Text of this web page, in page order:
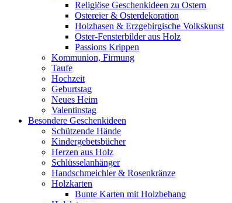
Religiöse Geschenkideen zu Ostern
Ostereier & Osterdekoration
Holzhasen & Erzgebirgische Volkskunst
Oster-Fensterbilder aus Holz
Passions Krippen
Kommunion, Firmung
Taufe
Hochzeit
Geburtstag
Neues Heim
Valentinstag
Besondere Geschenkideen
Schützende Hände
Kindergebetsbücher
Herzen aus Holz
Schlüsselanhänger
Handschmeichler & Rosenkränze
Holzkarten
Bunte Karten mit Holzbehang